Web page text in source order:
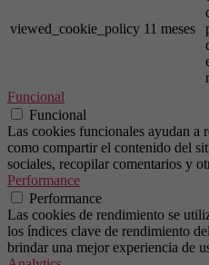
viewed_cookie_policy 11 meses
Funcional
Funcional
Las cookies funcionales ayudan a
como compartir el contenido del
sociales, recopilar comentarios y
Performance
Performance
Las cookies de rendimiento se
los índices clave de rendimiento
brindar una mejor experiencia de